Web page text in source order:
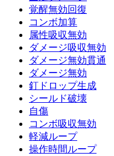
覚醒無効回復
コンボ加算
属性吸収無効
ダメージ吸収無効
ダメージ無効貫通
ダメージ無効
釘ドロップ生成
シールド破壊
自傷
コンボ吸収無効
軽減ループ
操作時間ループ